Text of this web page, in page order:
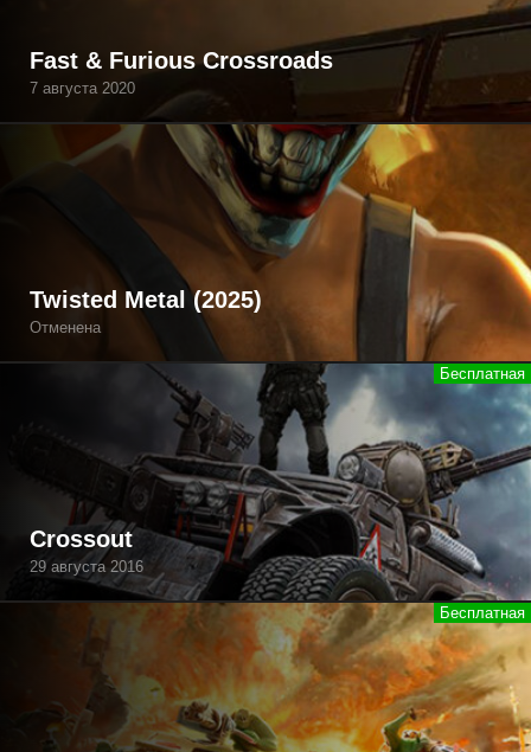
Fast & Furious Crossroads
7 августа 2020
Twisted Metal (2025)
Отменена
Crossout
29 августа 2016